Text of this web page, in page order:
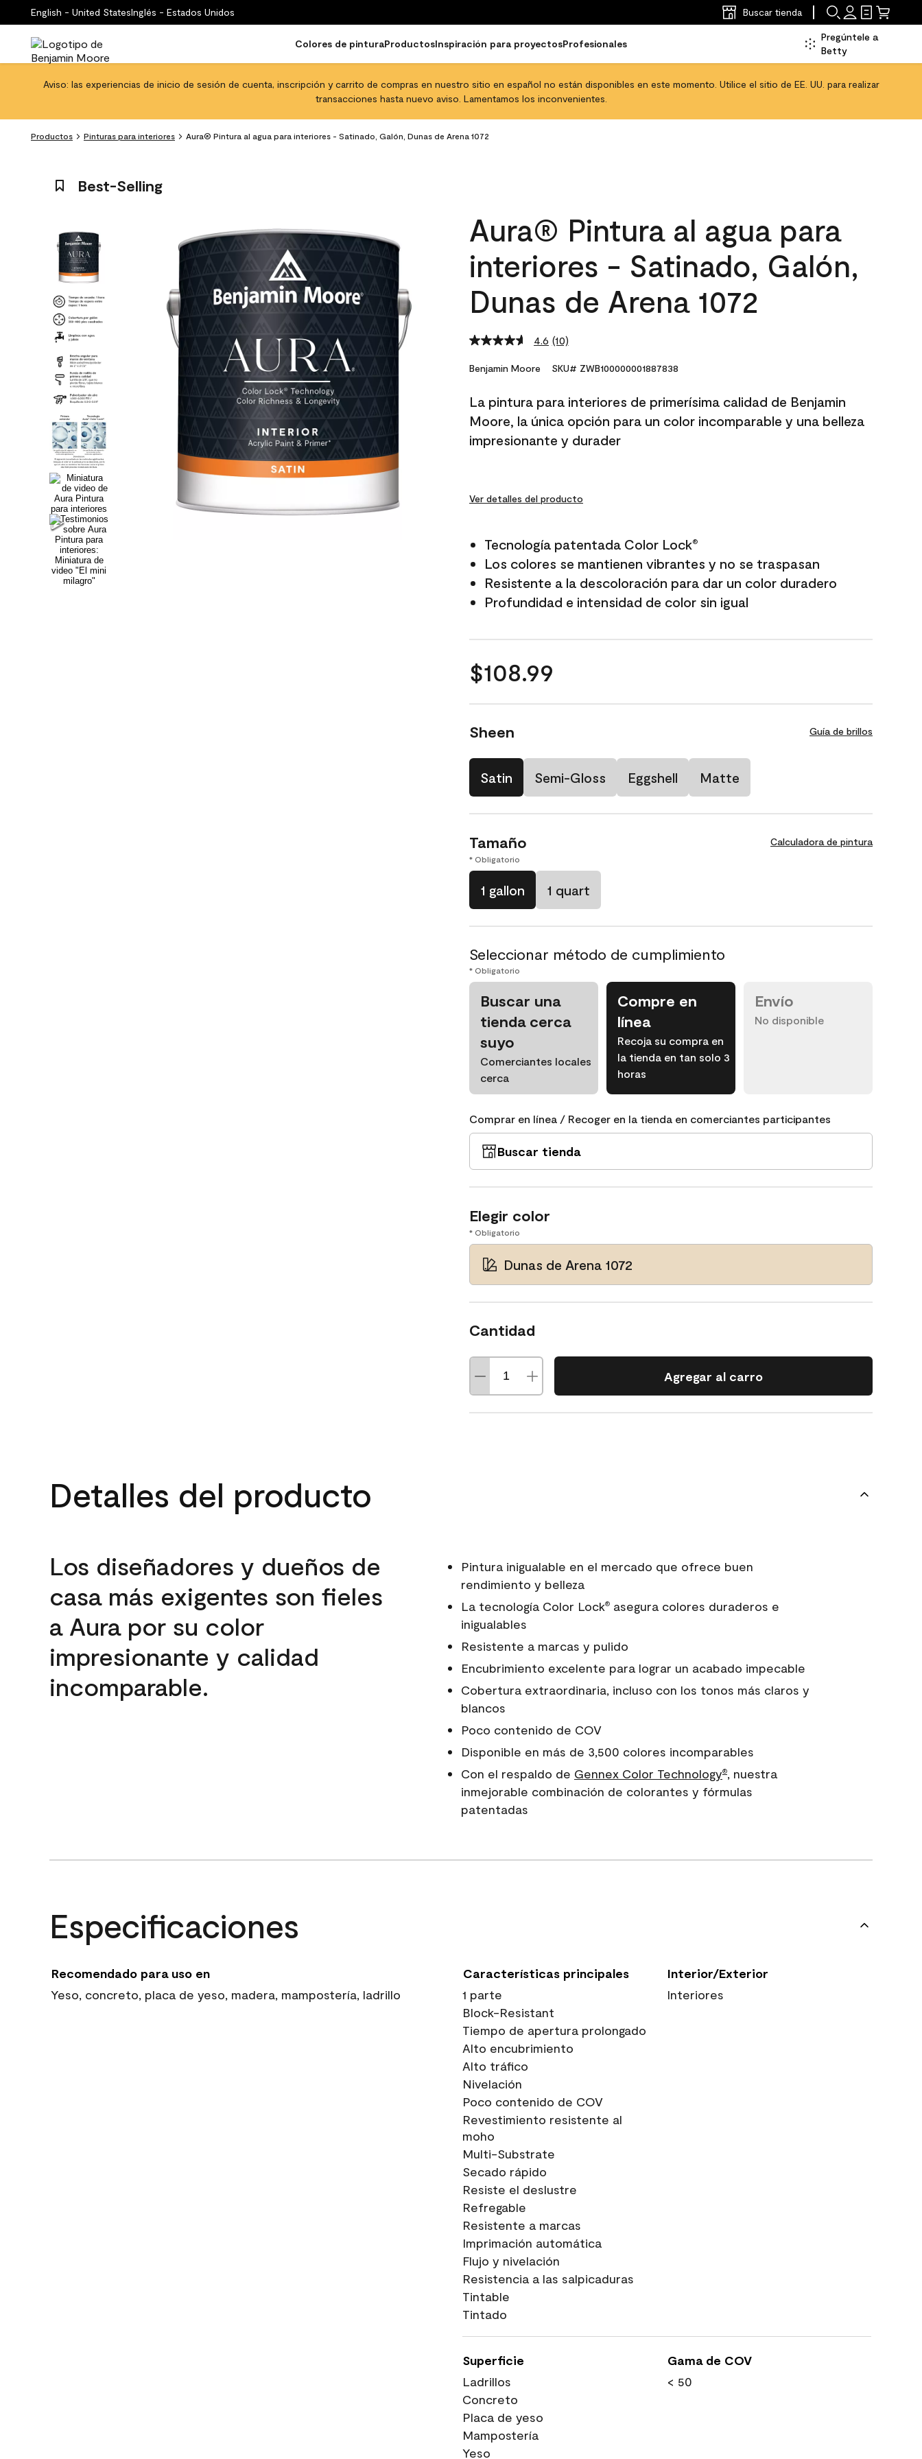
English - United StatesInglés - Estados Unidos Buscar tienda
Colores de pinturaProductosInspiración para proyectosProfesionales
Pregúntele a
Betty
Aviso: las experiencias de inicio de sesión de cuenta, inscripción y carrito de compras en nuestro sitio en español no están disponibles en este momento. Utilice el sitio de EE. UU. para realizar
transacciones hasta nuevo aviso. Lamentamos los inconvenientes.
Productos Pinturas para interiores Aura® Pintura al agua para interiores - Satinado, Galón, Dunas de Arena 1072
Best-Selling
Aura® Pintura al agua para
interiores - Satinado, Galón,
Dunas de Arena 1072
4.6 Read
Reviews.
link.
(10)
Benjamin Moore SKU# ZWB100000001887838
La pintura para interiores de primerísima calidad de Benjamin
Moore, la única opción para un color incomparable y una belleza
impresionante y durader
Ver detalles del producto
Tecnología patentada Color Lock®
Los colores se mantienen vibrantes y no se traspasan
Resistente a la descoloración para dar un color duradero
Profundidad e intensidad de color sin igual
$108.99
Sheen Guía de brillos
Satin Semi-Gloss Eggshell Matte
Tamaño Calculadora de pintura
* Obligatorio
1 gallon 1 quart
Seleccionar método de cumplimiento
* Obligatorio
Buscar una
tienda cerca
suyo
Comerciantes locales
cerca
Compre en
línea
Recoja su compra en
la tienda en tan solo 3
horas
Envío
No disponible
Comprar en línea / Recoger en la tienda en comerciantes participantes
Buscar tienda
Elegir color
* Obligatorio
Dunas de Arena 1072
Cantidad
Agregar al carro
Detalles del producto
Los diseñadores y dueños de
casa más exigentes son fieles
a Aura por su color
impresionante y calidad
incomparable.
Pintura inigualable en el mercado que ofrece buen
rendimiento y belleza
La tecnología Color Lock®asegura colores duraderos e
inigualables
Resistente a marcas y pulido
Encubrimiento excelente para lograr un acabado impecable
Cobertura extraordinaria, incluso con los tonos más claros y
blancos
Poco contenido de COV
Disponible en más de 3,500 colores incomparables
Con el respaldo de Gennex Color Technology®, nuestra
inmejorable combinación de colorantes y fórmulas
patentadas
Especificaciones
Recomendado para uso en
Yeso, concreto, placa de yeso, madera, mampostería, ladrillo
Características principales
1 parte
Block-Resistant
Tiempo de apertura prolongado
Alto encubrimiento
Alto tráfico
Nivelación
Poco contenido de COV
Revestimiento resistente al
moho
Multi-Substrate
Secado rápido
Resiste el deslustre
Refregable
Resistente a marcas
Imprimación automática
Flujo y nivelación
Resistencia a las salpicaduras
Tintable
Tintado
Interior/Exterior
Interiores
Superficie
Ladrillos
Concreto
Placa de yeso
Mampostería
Yeso
Gama de COV
< 50